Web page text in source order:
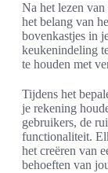
Na het lezen van
het belang van
bovenkastjes in
keukenindeling
te houden met
Tijdens het
je rekening
gebruikers, de
functionaliteit.
het creëren van
behoeften van